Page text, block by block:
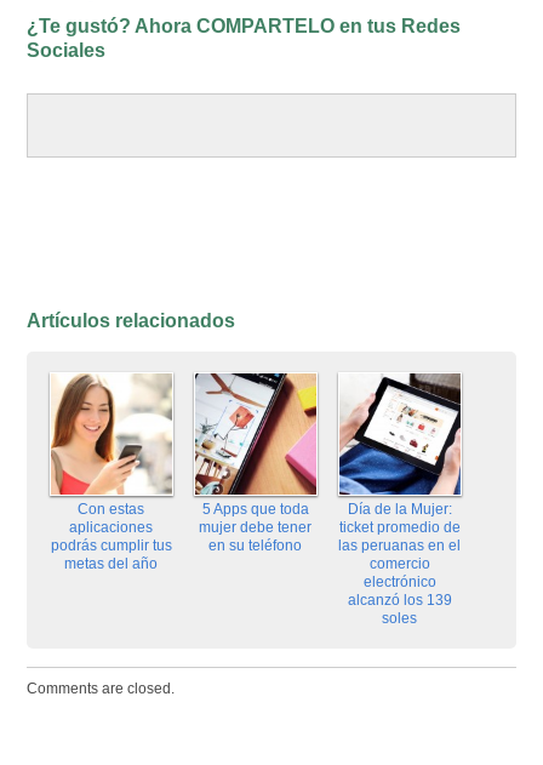
¿Te gustó? Ahora COMPARTELO en tus Redes
Sociales
Artículos relacionados
Con estas
aplicaciones
podrás cumplir tus
metas del año
5 Apps que toda
mujer debe tener
en su teléfono
Día de la Mujer:
ticket promedio de
las peruanas en el
comercio
electrónico
alcanzó los 139
soles
Comments are closed.